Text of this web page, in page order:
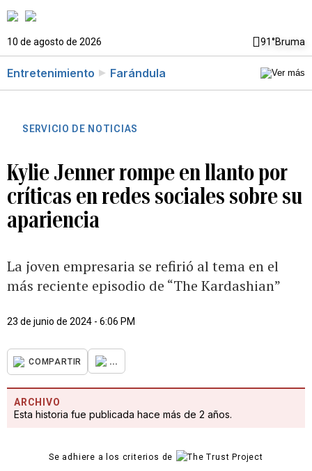
10 de agosto de 2026 91°Bruma
Entretenimiento Farándula
SERVICIO DE NOTICIAS
Kylie Jenner rompe en llanto por
críticas en redes sociales sobre su
apariencia
La joven empresaria se refirió al tema en el
más reciente episodio de “The Kardashian”
23 de junio de 2024 - 6:06 PM
COMPARTIR ...
ARCHIVO
Esta historia fue publicada hace más de 2 años.
Se adhiere a los criterios de